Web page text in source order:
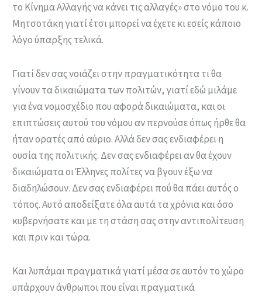
το Κίνημα Αλλαγής να κάνει τις αλλαγές» στο νόμο του κ.
Μητσοτάκη γιατί έτσι μπορεί να έχετε κι εσείς κάποιο
λόγο ύπαρξης τελικά.
Γιατί δεν σας νοιάζει στην πραγματικότητα τι θα
γίνουν τα δικαιώματα των πολιτών, γιατί εδώ μιλάμε
για ένα νομοσχέδιο που αφορά δικαιώματα, και οι
επιπτώσεις αυτού του νόμου αν περνούσε όπως ήρθε θα
ήταν ορατές από αύριο. Αλλά δεν σας ενδιαφέρει η
ουσία της πολιτικής. Δεν σας ενδιαφέρει αν θα έχουν
δικαιώματα οι Έλληνες πολίτες να βγουν έξω να
διαδηλώσουν. Δεν σας ενδιαφέρει πού θα πάει αυτός ο
τόπος. Αυτό αποδείξατε όλα αυτά τα χρόνια και όσο
κυβερνήσατε και με τη στάση σας στην αντιπολίτευση
και πριν και τώρα.
Και λυπάμαι πραγματικά γιατί μέσα σε αυτόν το χώρο
υπάρχουν άνθρωποι που είναι πραγματικά